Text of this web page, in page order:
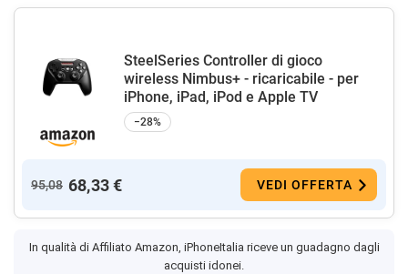
SteelSeries Controller di gioco
wireless Nimbus+ - ricaricabile - per
iPhone, iPad, iPod e Apple TV
−28%
95,08 68,33 € VEDI OFFERTA
In qualità di Affiliato Amazon, iPhoneItalia riceve un guadagno dagli
acquisti idonei.